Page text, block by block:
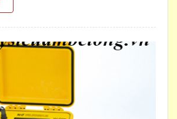
dựng.